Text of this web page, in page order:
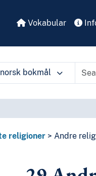
Vokabular
norsk bokmål
religioner Andre